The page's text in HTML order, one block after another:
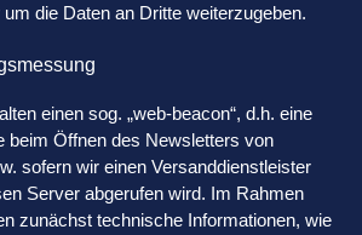
die Daten an Dritte weiterzugeben.
einen sog. „web-beacon“, d.h. eine
beim Öffnen des Newsletters von
sofern wir einen Versanddienstleister
Server abgerufen wird. Im Rahmen
zunächst technische Informationen, wie